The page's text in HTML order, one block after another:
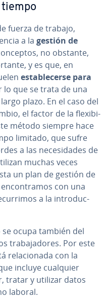
fuerza de trabajo,
a la gestión de
no obstante,
y es que, en
es­ta­ble­ce­r­se para
lo que se trata de una
plazo. En el caso del
el factor de la fle­xi­bi­
método siempre hace
limitado, que sufre
a las ne­ce­si­da­des de
muchas veces
un plan de gestión de
con una
a la in­tro­du­c­
ocupa también del
tra­ba­ja­do­res. Por este
re­la­cio­na­da con la
incluye cualquier
tratar y utilizar datos
laboral.